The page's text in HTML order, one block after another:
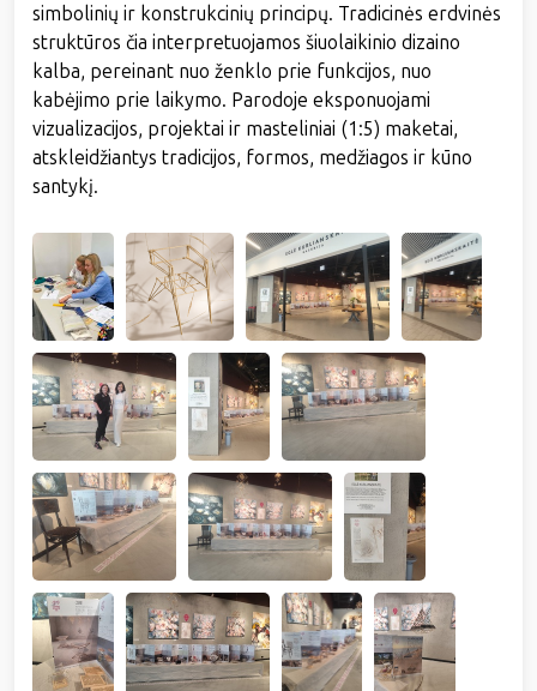
simbolinių ir konstrukcinių principų. Tradicinės erdvinės
struktūros čia interpretuojamos šiuolaikinio dizaino
kalba, pereinant nuo ženklo prie funkcijos, nuo
kabėjimo prie laikymo. Parodoje eksponuojami
vizualizacijos, projektai ir masteliniai (1:5) maketai,
atskleidžiantys tradicijos, formos, medžiagos ir kūno
santykį.